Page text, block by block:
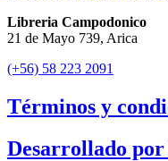
Libreria Campodonico
21 de Mayo 739, Arica
(+56) 58 223 2091
Términos y
Desarrollado